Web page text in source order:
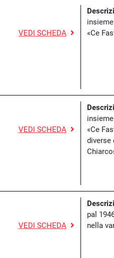
VEDI SCHEDA
«Ce
VEDI SCHEDA
«Ce
diverse
VEDI SCHEDA
pal
nella